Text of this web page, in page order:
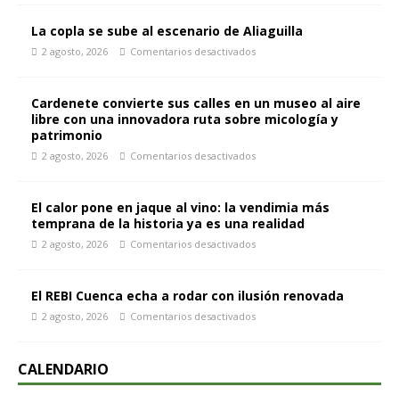
La copla se sube al escenario de Aliaguilla
2 agosto, 2026 Comentarios desactivados
Cardenete convierte sus calles en un museo al aire
libre con una innovadora ruta sobre micología y
patrimonio
2 agosto, 2026 Comentarios desactivados
El calor pone en jaque al vino: la vendimia más
temprana de la historia ya es una realidad
2 agosto, 2026 Comentarios desactivados
El REBI Cuenca echa a rodar con ilusión renovada
2 agosto, 2026 Comentarios desactivados
CALENDARIO